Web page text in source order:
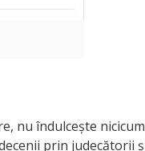
nu îndulcește
prin judecătorii